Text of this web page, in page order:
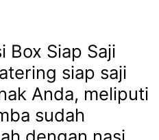
Box Siap Saji
siap saji
Anda, meliputi
sudah